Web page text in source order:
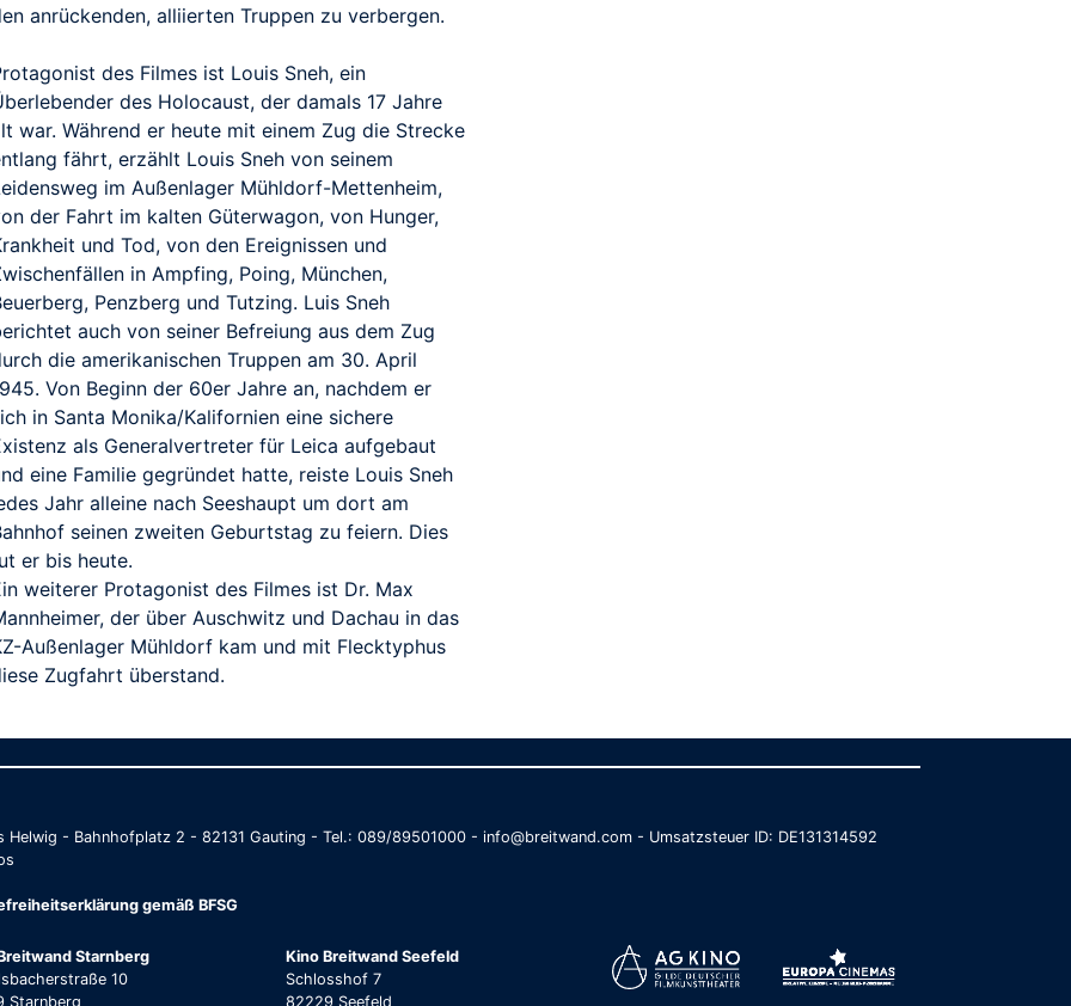
anrückenden, alliierten Truppen zu verbergen.
des Filmes ist Louis Sneh, ein
des Holocaust, der damals 17 Jahre
war. Während er heute mit einem Zug die Strecke
fährt, erzählt Louis Sneh von seinem
im Außenlager Mühldorf-Mettenheim,
der Fahrt im kalten Güterwagon, von Hunger,
und Tod, von den Ereignissen und
in Ampfing, Poing, München,
Penzberg und Tutzing. Luis Sneh
auch von seiner Befreiung aus dem Zug
die amerikanischen Truppen am 30. April
Von Beginn der 60er Jahre an, nachdem er
in Santa Monika/Kalifornien eine sichere
als Generalvertreter für Leica aufgebaut
eine Familie gegründet hatte, reiste Louis Sneh
Jahr alleine nach Seeshaupt um dort am
seinen zweiten Geburtstag zu feiern. Dies
er bis heute.
weiterer Protagonist des Filmes ist Dr. Max
der über Auschwitz und Dachau in das
Außenlager Mühldorf kam und mit Flecktyphus
Zugfahrt überstand.
- Bahnhofplatz 2 - 82131 Gauting - Tel.: 089/89501000 - info@breitwand.com - Umsatzsteuer ID: DE131314592
gemäß BFSG
Starnberg
10
Starnberg
Kino Breitwand Seefeld
Schlosshof 7
82229 Seefeld